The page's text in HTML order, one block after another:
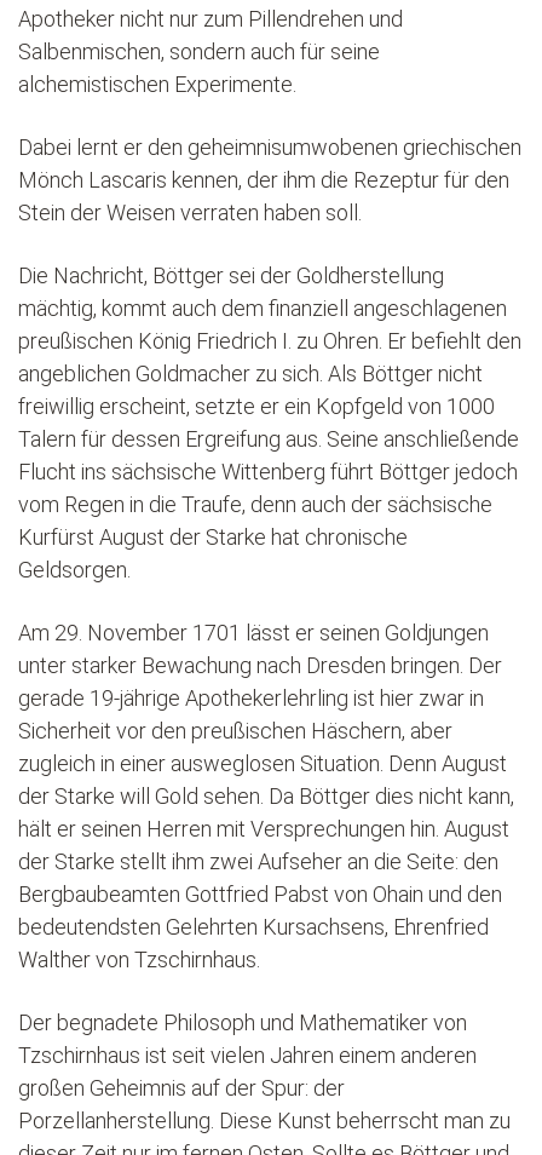
Apotheker nicht nur zum Pillendrehen und
Salbenmischen, sondern auch für seine
alchemistischen Experimente.
Dabei lernt er den geheimnisumwobenen griechischen
Mönch Lascaris kennen, der ihm die Rezeptur für den
Stein der Weisen verraten haben soll.
Die Nachricht, Böttger sei der Goldherstellung
mächtig, kommt auch dem finanziell angeschlagenen
preußischen König Friedrich I. zu Ohren. Er befiehlt den
angeblichen Goldmacher zu sich. Als Böttger nicht
freiwillig erscheint, setzte er ein Kopfgeld von 1000
Talern für dessen Ergreifung aus. Seine anschließende
Flucht ins sächsische Wittenberg führt Böttger jedoch
vom Regen in die Traufe, denn auch der sächsische
Kurfürst August der Starke hat chronische
Geldsorgen.
Am 29. November 1701 lässt er seinen Goldjungen
unter starker Bewachung nach Dresden bringen. Der
gerade 19-jährige Apothekerlehrling ist hier zwar in
Sicherheit vor den preußischen Häschern, aber
zugleich in einer ausweglosen Situation. Denn August
der Starke will Gold sehen. Da Böttger dies nicht kann,
hält er seinen Herren mit Versprechungen hin. August
der Starke stellt ihm zwei Aufseher an die Seite: den
Bergbaubeamten Gottfried Pabst von Ohain und den
bedeutendsten Gelehrten Kursachsens, Ehrenfried
Walther von Tzschirnhaus.
Der begnadete Philosoph und Mathematiker von
Tzschirnhaus ist seit vielen Jahren einem anderen
großen Geheimnis auf der Spur: der
Porzellanherstellung. Diese Kunst beherrscht man zu